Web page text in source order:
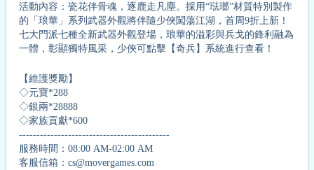
活動內容：瓷花伴骨魂，逐鹿走凡塵。採用“琺瑯”材質特別製作
的「琅華」系列武器外觀將伴隨少俠闖蕩江湖，首周9折上新！
七大門派七種全新武器外觀登場，琅華的溢彩與兵戈的鋒利融為
一體，彰顯獨特風采，少俠可點擊【奇兵】系統進行查看！
【維護獎勵】
◇元寶*288
◇銀兩*28888
◇家族貢獻*600
-------------------------------------------
服務時間：08:00 AM-02:00 AM
客服信箱：cs@movergames.com